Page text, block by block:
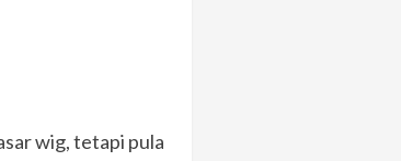
wig, tetapi pula